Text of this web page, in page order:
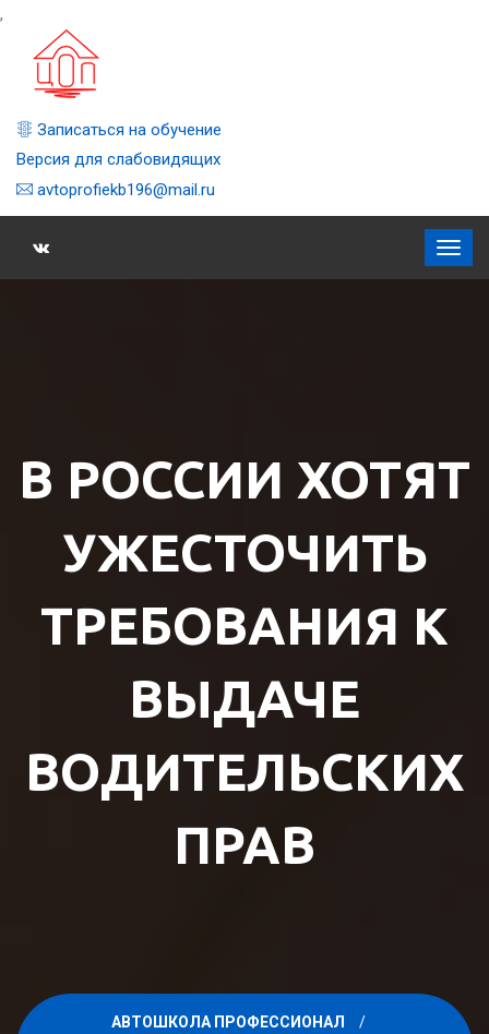
,
Записаться на обучение
Версия для слабовидящих
avtoprofiekb196@mail.ru
В РОССИИ ХОТЯТ
УЖЕСТОЧИТЬ
ТРЕБОВАНИЯ К
ВЫДАЧЕ
ВОДИТЕЛЬСКИХ
ПРАВ
АВТОШКОЛА ПРОФЕССИОНАЛ